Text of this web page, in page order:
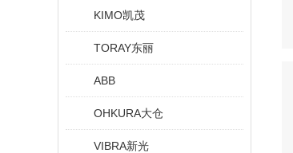
KIMO凯茂
TORAY东丽
ABB
OHKURA大仓
VIBRA新光